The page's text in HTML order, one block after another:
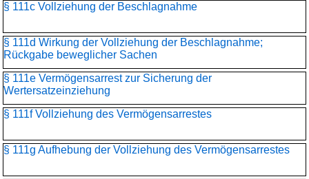
§ 111c Vollziehung der Beschlagnahme
§ 111d Wirkung der Vollziehung der Beschlagnahme;
Rückgabe beweglicher Sachen
§ 111e Vermögensarrest zur Sicherung der
Wertersatzeinziehung
§ 111f Vollziehung des Vermögensarrestes
§ 111g Aufhebung der Vollziehung des Vermögensarrestes